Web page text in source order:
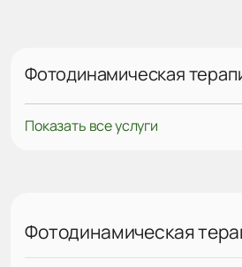
Фотодинамическая
Показать все услуги
Фотодинамическая